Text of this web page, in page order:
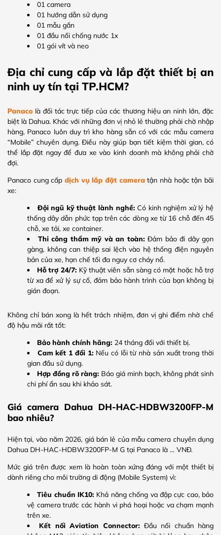
01 camera
01 hướng dẫn sử dụng
01 mẫu gắn
01 đầu nối chống nước 1x
01 gói vít và neo
Địa chỉ cung cấp và lắp đặt thiết bị an
ninh uy tín tại TP.HCM?
Panaco là đối tác trực tiếp của các thương hiệu an ninh lớn, đặc
biệt là Dahua. Khác với những đơn vị nhỏ lẻ thường phải chờ nhập
hàng, Panaco luôn duy trì kho hàng sẵn có với các mẫu camera
“Mobile” chuyên dụng. Điều này giúp bạn tiết kiệm thời gian, có
thể lắp đặt ngay để đưa xe vào kinh doanh mà không phải chờ
đợi.
Panaco cung cấp dịch vụ lắp đặt camera tận nhà hoặc tận bãi
xe:
Đội ngũ kỹ thuật lành nghề: Có kinh nghiệm xử lý hệ
thống dây dẫn phức tạp trên các dòng xe từ 16 chỗ đến 45
chỗ, xe tải, xe container.
Thi công thẩm mỹ và an toàn: Đảm bảo đi dây gọn
gàng, không can thiệp sai lệch vào hệ thống điện nguyên
bản của xe, hạn chế tối đa nguy cơ cháy nổ.
Hỗ trợ 24/7: Kỹ thuật viên sẵn sàng có mặt hoặc hỗ trợ
từ xa để xử lý sự cố, đảm bảo hành trình của bạn không bị
gián đoạn.
Không chỉ bán xong là hết trách nhiệm, đơn vị ghi điểm nhờ chế
độ hậu mãi rất tốt:
Bảo hành chính hãng: 24 tháng đối với thiết bị.
Cam kết 1 đổi 1: Nếu có lỗi từ nhà sản xuất trong thời
gian đầu sử dụng.
Hợp đồng rõ ràng: Báo giá minh bạch, không phát sinh
chi phí ẩn sau khi khảo sát.
Giá camera Dahua DH-HAC-HDBW3200FP-M
bao nhiêu?
Hiện tại, vào năm 2026, giá bán lẻ của mẫu camera chuyên dụng
Dahua DH-HAC-HDBW3200FP-M G tại Panaco là … VNĐ.
Mức giá trên được xem là hoàn toàn xứng đáng với một thiết bị
dành riêng cho môi trường di động (Mobile System) vì:
Tiêu chuẩn IK10: Khả năng chống va đập cực cao, bảo
vệ camera trước các hành vi phá hoại hoặc va chạm mạnh
trên xe.
Kết nối Aviation Connector: Đầu nối chuẩn hàng